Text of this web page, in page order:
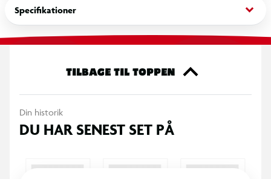
Blyanterne har et højt pigmentindhold, som sikrer klare og
jævne farver, og de er nemme at spidse, så de er praktiske i
daglig brug.
Specifikationer
Pastelfarver
Specifikationer keyboard_arrow_down
TILBAGE TIL TOPPEN
Din historik
DU HAR SENEST SET PÅ